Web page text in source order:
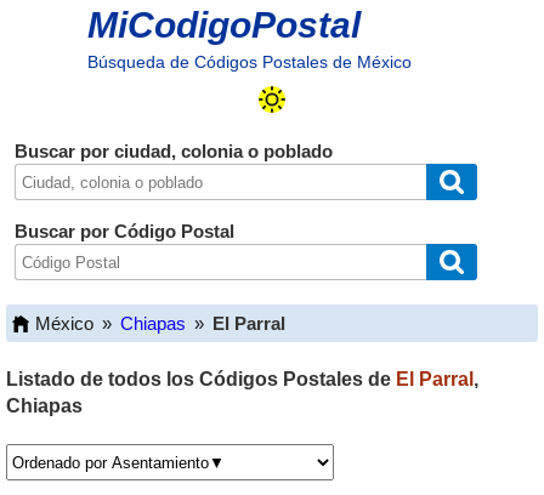
MiCodigoPostal
Búsqueda de Códigos Postales de México
Buscar por ciudad, colonia o poblado
Buscar por Código Postal
México » Chiapas » El Parral
Listado de todos los Códigos Postales de El Parral ,
Chiapas